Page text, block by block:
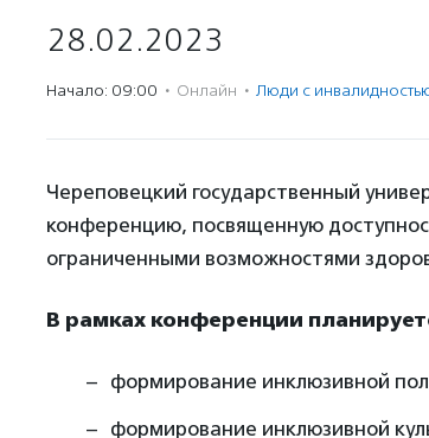
28.02.2023
Начало: 09:00 · Онлайн · Люди с
Череповецкий государственный
конференцию, посвященную
ограниченными возможностями
В рамках конференции
формирование инклюзивной
формирование инклюзивной